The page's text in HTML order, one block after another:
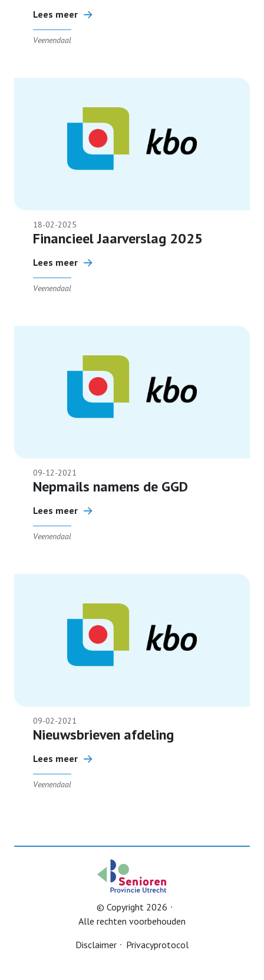
Lees meer
Veenendaal
18-02-2025
Financieel Jaarverslag 2025
Lees meer
Veenendaal
09-12-2021
Nepmails namens de GGD
Lees meer
Veenendaal
09-02-2021
Nieuwsbrieven afdeling
Lees meer
Veenendaal
© Copyright 2026
Alle rechten voorbehouden
Disclaimer
Privacyprotocol